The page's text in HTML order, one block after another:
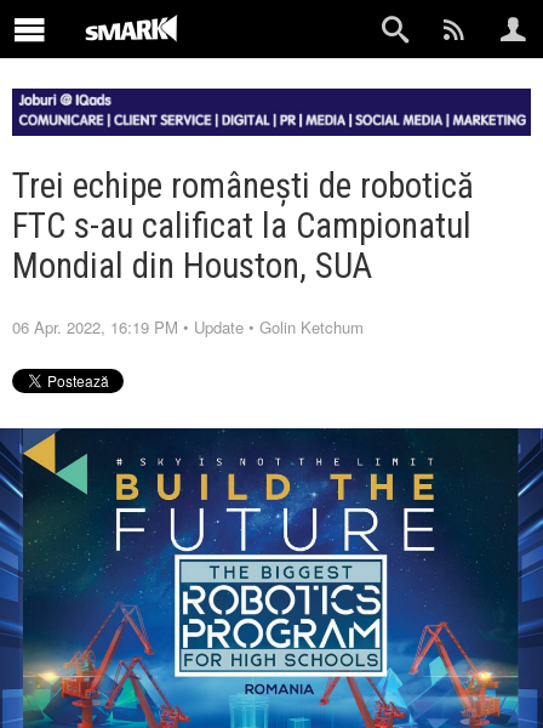
Trei echipe românești de robotică
FTC s-au calificat la Campionatul
Mondial din Houston, SUA
06 Apr. 2022, 16:19 PM • Update • Golin Ketchum